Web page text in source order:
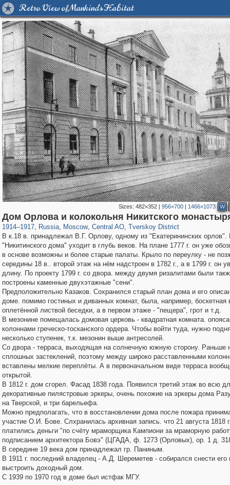
Retro View of Mankind's Habitat
Sizes:482×352 |956×700 | 1466×1073 W
Дом Орлова и колокольня Никитского
1914–1917, Russia
1,407,325 29,248
, Moscow
319,882 8,286
, Central AO
160,021 5,916
, Tverskoy District
53,055 2,283
В к.18 в. принадлежал В.Г. Орлову, одному из "Екатерининских орлов".
"Никитинского дома" уходит в глубь веков. На плане 1777 г. он уже
в основе возможны и более старые палаты. Крыло по переулку - не
середины 18 в.. второй этаж на нём надстроен в 1782 г., а в 1799 г. он
длину. По проекту 1799 г. со двора. между двумя ризалитами были
построены каменные двухэтажные "сени".
Предположительно Казаков. Сохранился старый план дома и его
доме. помимо гостиных и диванных комнат, была, например, боскетная
оплетённой листвой беседки, а в первом этаже - "пещера", грот и т.д.
В мезонине помещалась домовая церковь - квадратная комната.
колоннами греческо-тосканского ордера. Чтобы войти туда, нужно
несколько ступенек, т.к. мезонин выше антресолей.
Со двора - терраса, выходящая на солнечную южную сторону. Раньше
сплошных застеклений, поэтому между широко расставленными
вставлены мелкие переплёты. А в первоначальном виде терраса
открытой.
В 1812 г. дом сгорел. Фасад 1838 года. Появился третий этаж во всю
декоративные пилястровые эркеры, очень похожие на эркеры дома
на Тверской, и три барельефа.
Можно предполагать, что в восстановлении дома после пожара
участие О.И. Бове. Слхранилась архивная запись. что 21 августа 1818
платились деньги "по счёту мраморщика Кампиони за мраморную
подписанием архитектора Бовэ" (ЦГАДА, ф. 1273 (Орловых), ор. 1 д.
В середине 19 века дом принадлежал гр. Паниным.
В 1911 г. последний владелец - А.Д. Шереметев - собирался снести его
выстроить доходный дом.
С 1939 по 1970 год в доме был истфак МГУ.